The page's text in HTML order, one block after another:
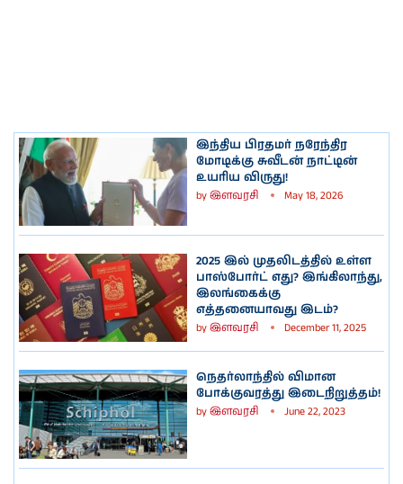
இந்திய பிரதமர் நரேந்திர
மோடிக்கு சுவீடன் நாட்டின்
உயரிய விருது!
byஇளவரசி May 18, 2026
2025 இல் முதலிடத்தில் உள்ள
பாஸ்போர்ட் எது? இங்கிலாந்து,
இலங்கைக்கு
எத்தனையாவது இடம்?
byஇளவரசி December 11, 2025
நெதர்லாந்தில் விமான
போக்குவரத்து இடைநிறுத்தம்!
byஇளவரசி June 22, 2023